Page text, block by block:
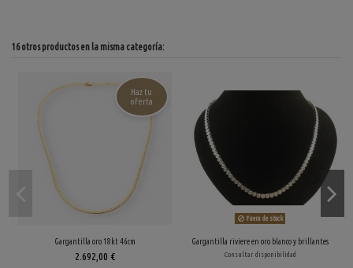
16 otros productos en la misma categoría:
Gargantilla oro 18kt 46cm
2.692,00 €
Haz tu
oferta
Fuera de stock
Gargantilla riviere en oro blanco y brillantes
Consultar disponibilidad